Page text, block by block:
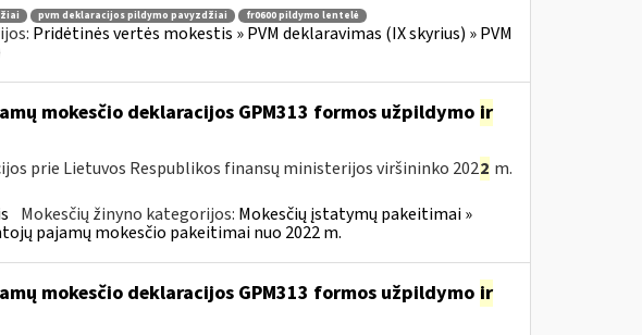
pvm deklaracijos pildymo pavyzdžiai
fr0600 pildymo lentelė
Pridėtinės vertės mokestis » PVM deklaravimas (IX skyrius) » PVM
mokesčio deklaracijos GPM313 formos užpildymo ir
prie Lietuvos Respublikos finansų ministerijos viršininko 2022 m.
Mokesčių žinyno kategorijos: Mokesčių įstatymų pakeitimai »
pajamų mokesčio pakeitimai nuo 2022 m.
mokesčio deklaracijos GPM313 formos užpildymo ir